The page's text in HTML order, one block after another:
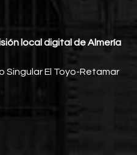
local digital de Almería
Singular El Toyo-Retamar